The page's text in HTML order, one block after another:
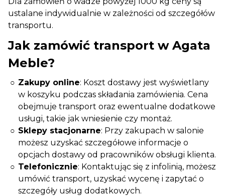
ustalane indywidualnie w zależności od szczegółów
transportu.
Jak zamówić transport w Agata
Meble?
Zakupy online: Koszt dostawy jest wyświetlany
w koszyku podczas składania zamówienia. Cena
obejmuje transport oraz ewentualne dodatkowe
usługi, takie jak wniesienie czy montaż.
Sklepy stacjonarne: Przy zakupach w salonie
możesz uzyskać szczegółowe informacje o
opcjach dostawy od pracowników obsługi klienta.
Telefonicznie: Kontaktując się z infolinią, możesz
umówić transport, uzyskać wycenę i zapytać o
szczegóły usług dodatkowych.